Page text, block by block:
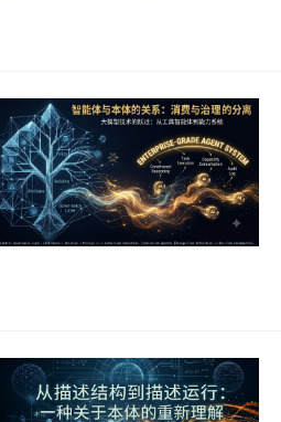
软件，涵盖了统计分析、数据挖掘分